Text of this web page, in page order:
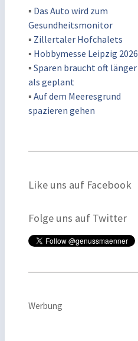
▪ Das Auto wird zum
Gesundheitsmonitor
▪ Zillertaler Hofchalets
▪ Hobbymesse Leipzig 2026
▪ Sparen braucht oft länger
als geplant
▪ Auf dem Meeresgrund
spazieren gehen
Like uns auf Facebook
Folge uns auf Twitter
Werbung